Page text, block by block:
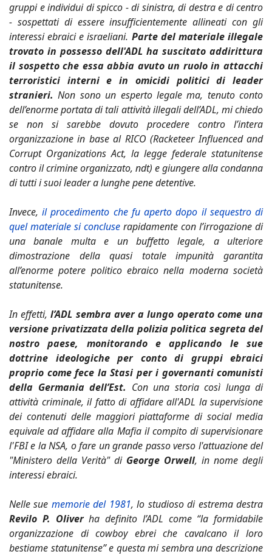
gruppi e individui di spicco - di sinistra, di destra e di centro
- sospettati di essere insufficientemente allineati con gli
interessi ebraici e israeliani. Parte del materiale illegale
trovato in possesso dell'ADL ha suscitato addirittura
il sospetto che essa abbia avuto un ruolo in attacchi
terroristici interni e in omicidi politici di leader
stranieri. Non sono un esperto legale ma, tenuto conto
dell’enorme portata di tali attività illegali dell’ADL, mi chiedo
se non si sarebbe dovuto procedere contro l’intera
organizzazione in base al RICO (Racketeer Influenced and
Corrupt Organizations Act, la legge federale statunitense
contro il crimine organizzato, ndt) e giungere alla condanna
di tutti i suoi leader a lunghe pene detentive.
Invece,il procedimento che fu aperto dopo il sequestro di
quel materiale si concluse rapidamente con l’irrogazione di
una banale multa e un buffetto legale, a ulteriore
dimostrazione della quasi totale impunità garantita
all’enorme potere politico ebraico nella moderna società
statunitense.
In effetti,l’ADL sembra aver a lungo operato come una
versione privatizzata della polizia politica segreta del
nostro paese, monitorando e applicando le sue
dottrine ideologiche per conto di gruppi ebraici
proprio come fece la Stasi per i governanti comunisti
della Germania dell’Est. Con una storia così lunga di
attività criminale, il fatto di affidare all'ADL la supervisione
dei contenuti delle maggiori piattaforme di social media
equivale ad affidare alla Mafia il compito di supervisionare
l'FBI e la NSA, o fare un grande passo verso l'attuazione del
"Ministero della Verità" di George Orwell, in nome degli
interessi ebraici.
Nelle sue memorie del 1981, lo studioso di estrema destra
Revilo P. Oliverha definito l’ADL come “la formidabile
organizzazione di cowboy ebrei che cavalcano il loro
bestiame statunitense” e questa mi sembra una descrizione